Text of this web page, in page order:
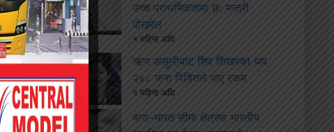
उच्च प्राथमिकतामा छः मन्त्री
पोखरेल
१ महिना अघि
ऋण असुलीबाट शिव शिखरका थप
२४८ जना पिडितले पाए रकम
१ महिना अघि
बारा–भारत सीमा क्षेत्रमा भारतीय